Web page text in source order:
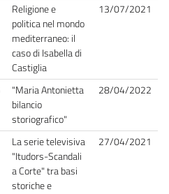
Religione e
politica nel mondo
mediterraneo: il
caso di Isabella di
Castiglia
13/07/2021
"Maria Antonietta
bilancio
storiografico"
28/04/2022
La serie televisiva
"Itudors-Scandali
a Corte" tra basi
storiche e
27/04/2021